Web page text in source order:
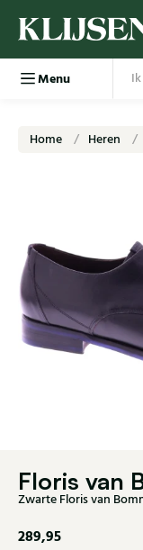
Menu
Home Heren
Floris van
Zwarte Floris van
289,95